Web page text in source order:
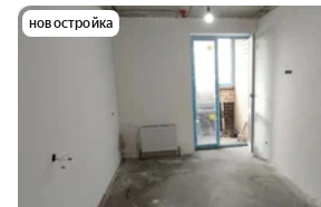
новостройка